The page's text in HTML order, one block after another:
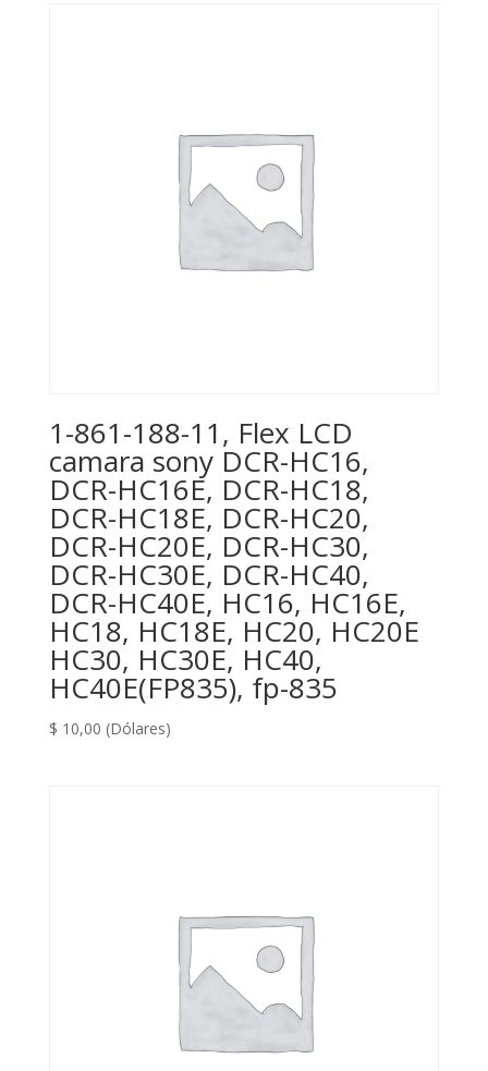
1-861-188-11, Flex LCD
camara sony DCR-HC16,
DCR-HC16E, DCR-HC18,
DCR-HC18E, DCR-HC20,
DCR-HC20E, DCR-HC30,
DCR-HC30E, DCR-HC40,
DCR-HC40E, HC16, HC16E,
HC18, HC18E, HC20, HC20E
HC30, HC30E, HC40,
HC40E(FP835), fp-835
$ 10,00 (Dólares)